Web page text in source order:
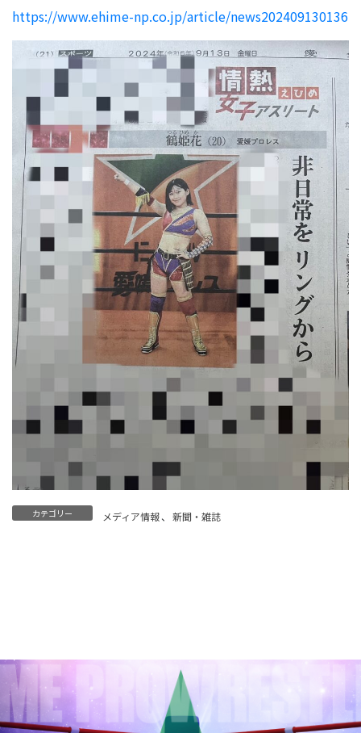
https://www.ehime-np.co.jp/article/news202409130136
カテゴリー メディア情報、 新聞・雑誌